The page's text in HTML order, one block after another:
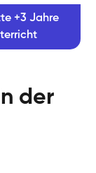
+3 Jahre
der